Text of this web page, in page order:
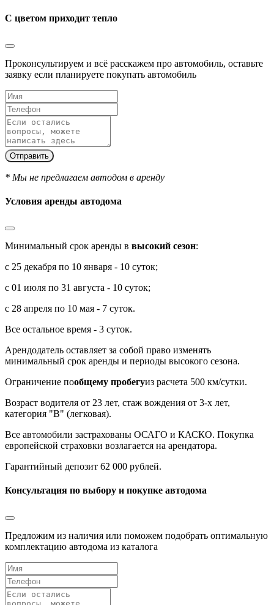
С цветом приходит тепло
Проконсультируем и всё расскажем про автомобиль, оставьте
заявку если планируете покупать автомобиль
Отправить
* Мы не предлагаем автодом в аренду
Условия аренды автодома
Минимальный срок аренды в высокий сезон:
с 25 декабря по 10 января - 10 суток;
с 01 июля по 31 августа - 10 суток;
с 28 апреля по 10 мая - 7 суток.
Все остальное время - 3 суток.
Арендодатель оставляет за собой право изменять
минимальный срок аренды и периоды высокого сезона.
Ограничение пообщему пробегуиз расчета 500 км/сутки.
Возраст водителя от 23 лет, стаж вождения от 3-х лет,
категория "B" (легковая).
Все автомобили застрахованы ОСАГО и КАСКО. Покупка
европейской страховки возлагается на арендатора.
Гарантийный депозит 62 000 рублей.
Консультация по выбору и покупке автодома
Предложим из наличия или поможем подобрать оптимальную
комплектацию автодома из каталога